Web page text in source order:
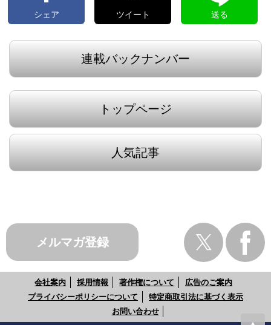
シェア ツイート 送る
連載バックナンバー
トップページ
人気記事
メルマガ登録
会社案内 採用情報 著作権について
広告のご案内
プライバシーポリシーについて
特定商取引法に基づく表示
お問い合わせ